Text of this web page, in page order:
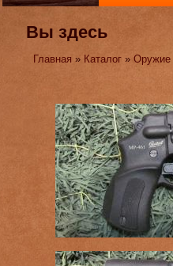
Вы здесь
Главная » Каталог »Оружие